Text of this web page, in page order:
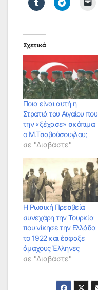
Σχετικά
Ποια είναι αυτή η
Στρατιά του Αιγαίου που
την «ξέχασε» σκόπιμα
ο Μ.Τσαβούσουγλου;
σε "Διαβάστε"
Η Ρωσική Πρεσβεία
συνεχάρη την Τουρκία
που νίκησε την Ελλάδα
το 1922 και έσφαξε
άμαχους Έλληνες
σε "Διαβάστε"